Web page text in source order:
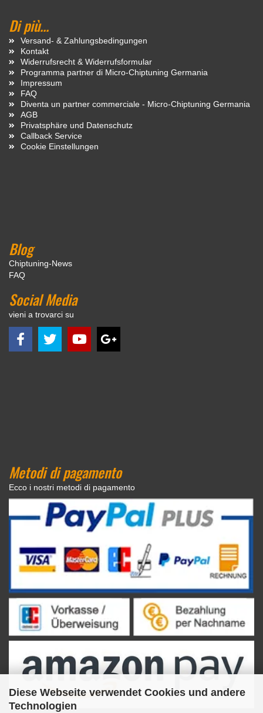
Diese Webseite verwendet Cookies und andere
Technologien
Di più...
Versand- & Zahlungsbedingungen
Kontakt
Widerrufsrecht & Widerrufsformular
Programma partner di Micro-Chiptuning Germania
Impressum
FAQ
Diventa un partner commerciale - Micro-Chiptuning Germania
AGB
Privatsphäre und Datenschutz
Callback Service
Cookie Einstellungen
Blog
Chiptuning-News
FAQ
Social Media
vieni a trovarci su
Metodi di pagamento
Ecco i nostri metodi di pagamento